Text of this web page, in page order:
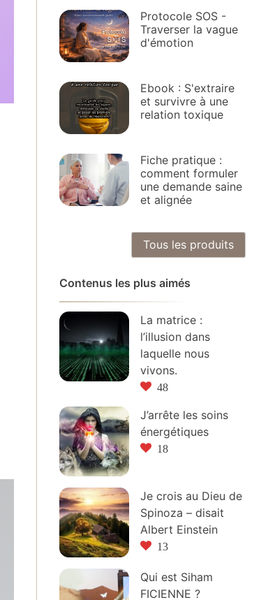
Protocole SOS -
Traverser la vague
d'émotion
Ebook : S'extraire
et survivre à une
relation toxique
Fiche pratique :
comment formuler
une demande saine
et alignée
Tous les produits
Contenus les plus aimés
La matrice :
l’illusion dans
laquelle nous
vivons.
48
J’arrête les soins
énergétiques
18
Je crois au Dieu de
Spinoza – disait
Albert Einstein
13
Qui est Siham
FICIENNE ?